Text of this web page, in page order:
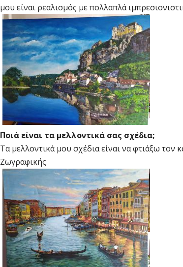
μου είναι ρεαλισμός με πολλαπλά
Ποιά είναι τα μελλοντικά σας σχέδια;
Τα μελλοντικά μου σχέδια είναι να φτιάξω
Ζωγραφικής